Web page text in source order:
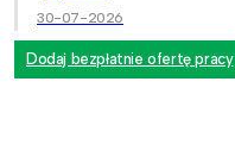
30-07-2026
Dodaj bezpłatnie ofertę pracy